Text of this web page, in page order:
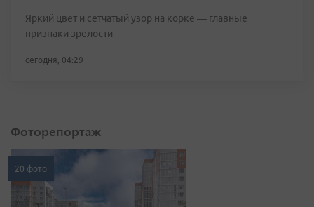
Яркий цвет и сетчатый узор на корке — главные
признаки зрелости
сегодня, 04:29
Фоторепортаж
20 фото